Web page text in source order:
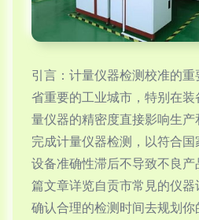
引言：计量仪器检测校准的
省重要的工业城市，特别在
量仪器的精密度直接影响生
完成计量仪器检测，以符合
设备准确性滞后不导致不良
篇文章详览自贡市常見的仪器
确认合理的检测时间去规划